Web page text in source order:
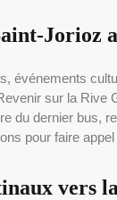
Jorioz
événements
sur la Rive
du dernier bus,
pour faire
vers